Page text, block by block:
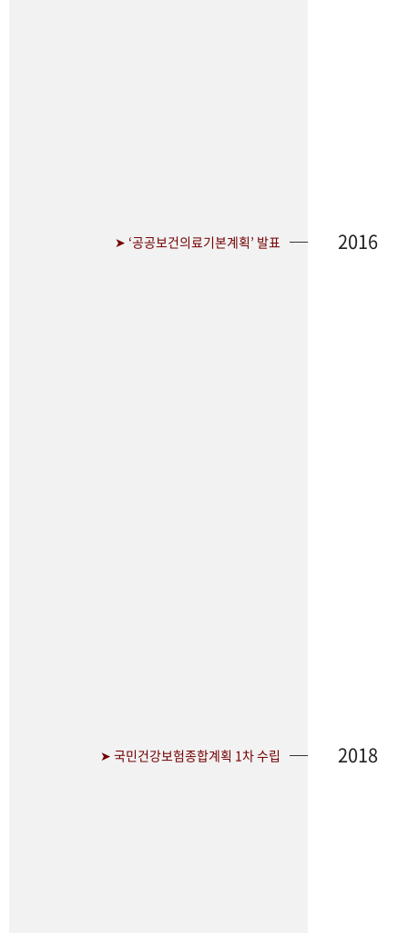
➤ ‘공공보건의료기본계획’ 발표 2016
➤ 국민건강보험종합계획 1차 수립 2018